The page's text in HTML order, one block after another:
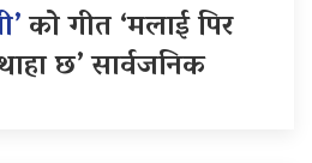
को गीत ‘मलाई पिर
छ’ सार्वजनिक